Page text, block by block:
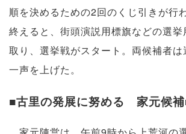
順を決めるための2回のくじ引きが行
終えると、街頭演説用標旗などの選
取り、選挙戦がスタート。両候補者
一声を上げた。
■古里の発展に努める 家元候